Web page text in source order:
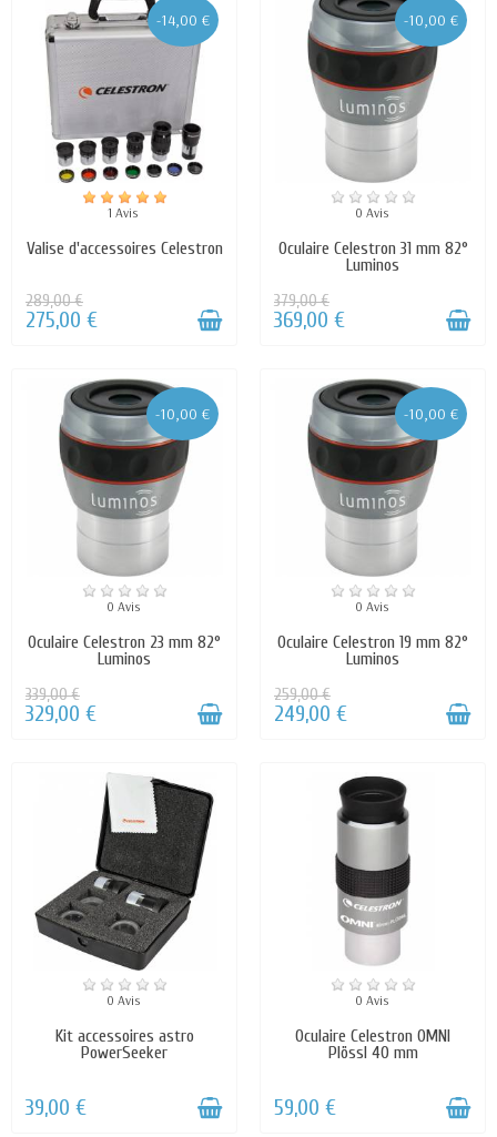
-14,00 €
1 Avis
Valise d'accessoires Celestron
289,00 €
275,00 €
-10,00 €
0 Avis
Oculaire Celestron 31 mm 82°
Luminos
379,00 €
369,00 €
-10,00 €
0 Avis
Oculaire Celestron 23 mm 82°
Luminos
339,00 €
329,00 €
-10,00 €
0 Avis
Oculaire Celestron 19 mm 82°
Luminos
259,00 €
249,00 €
0 Avis
Kit accessoires astro
PowerSeeker
39,00 €
0 Avis
Oculaire Celestron OMNI
Plössl 40 mm
59,00 €